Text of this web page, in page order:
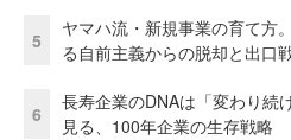
5
ヤマハ流・新規事業の育て方
る自前主義からの脱却と出口
6
長寿企業のDNAは「変わり続
見る、100年企業の生存戦略